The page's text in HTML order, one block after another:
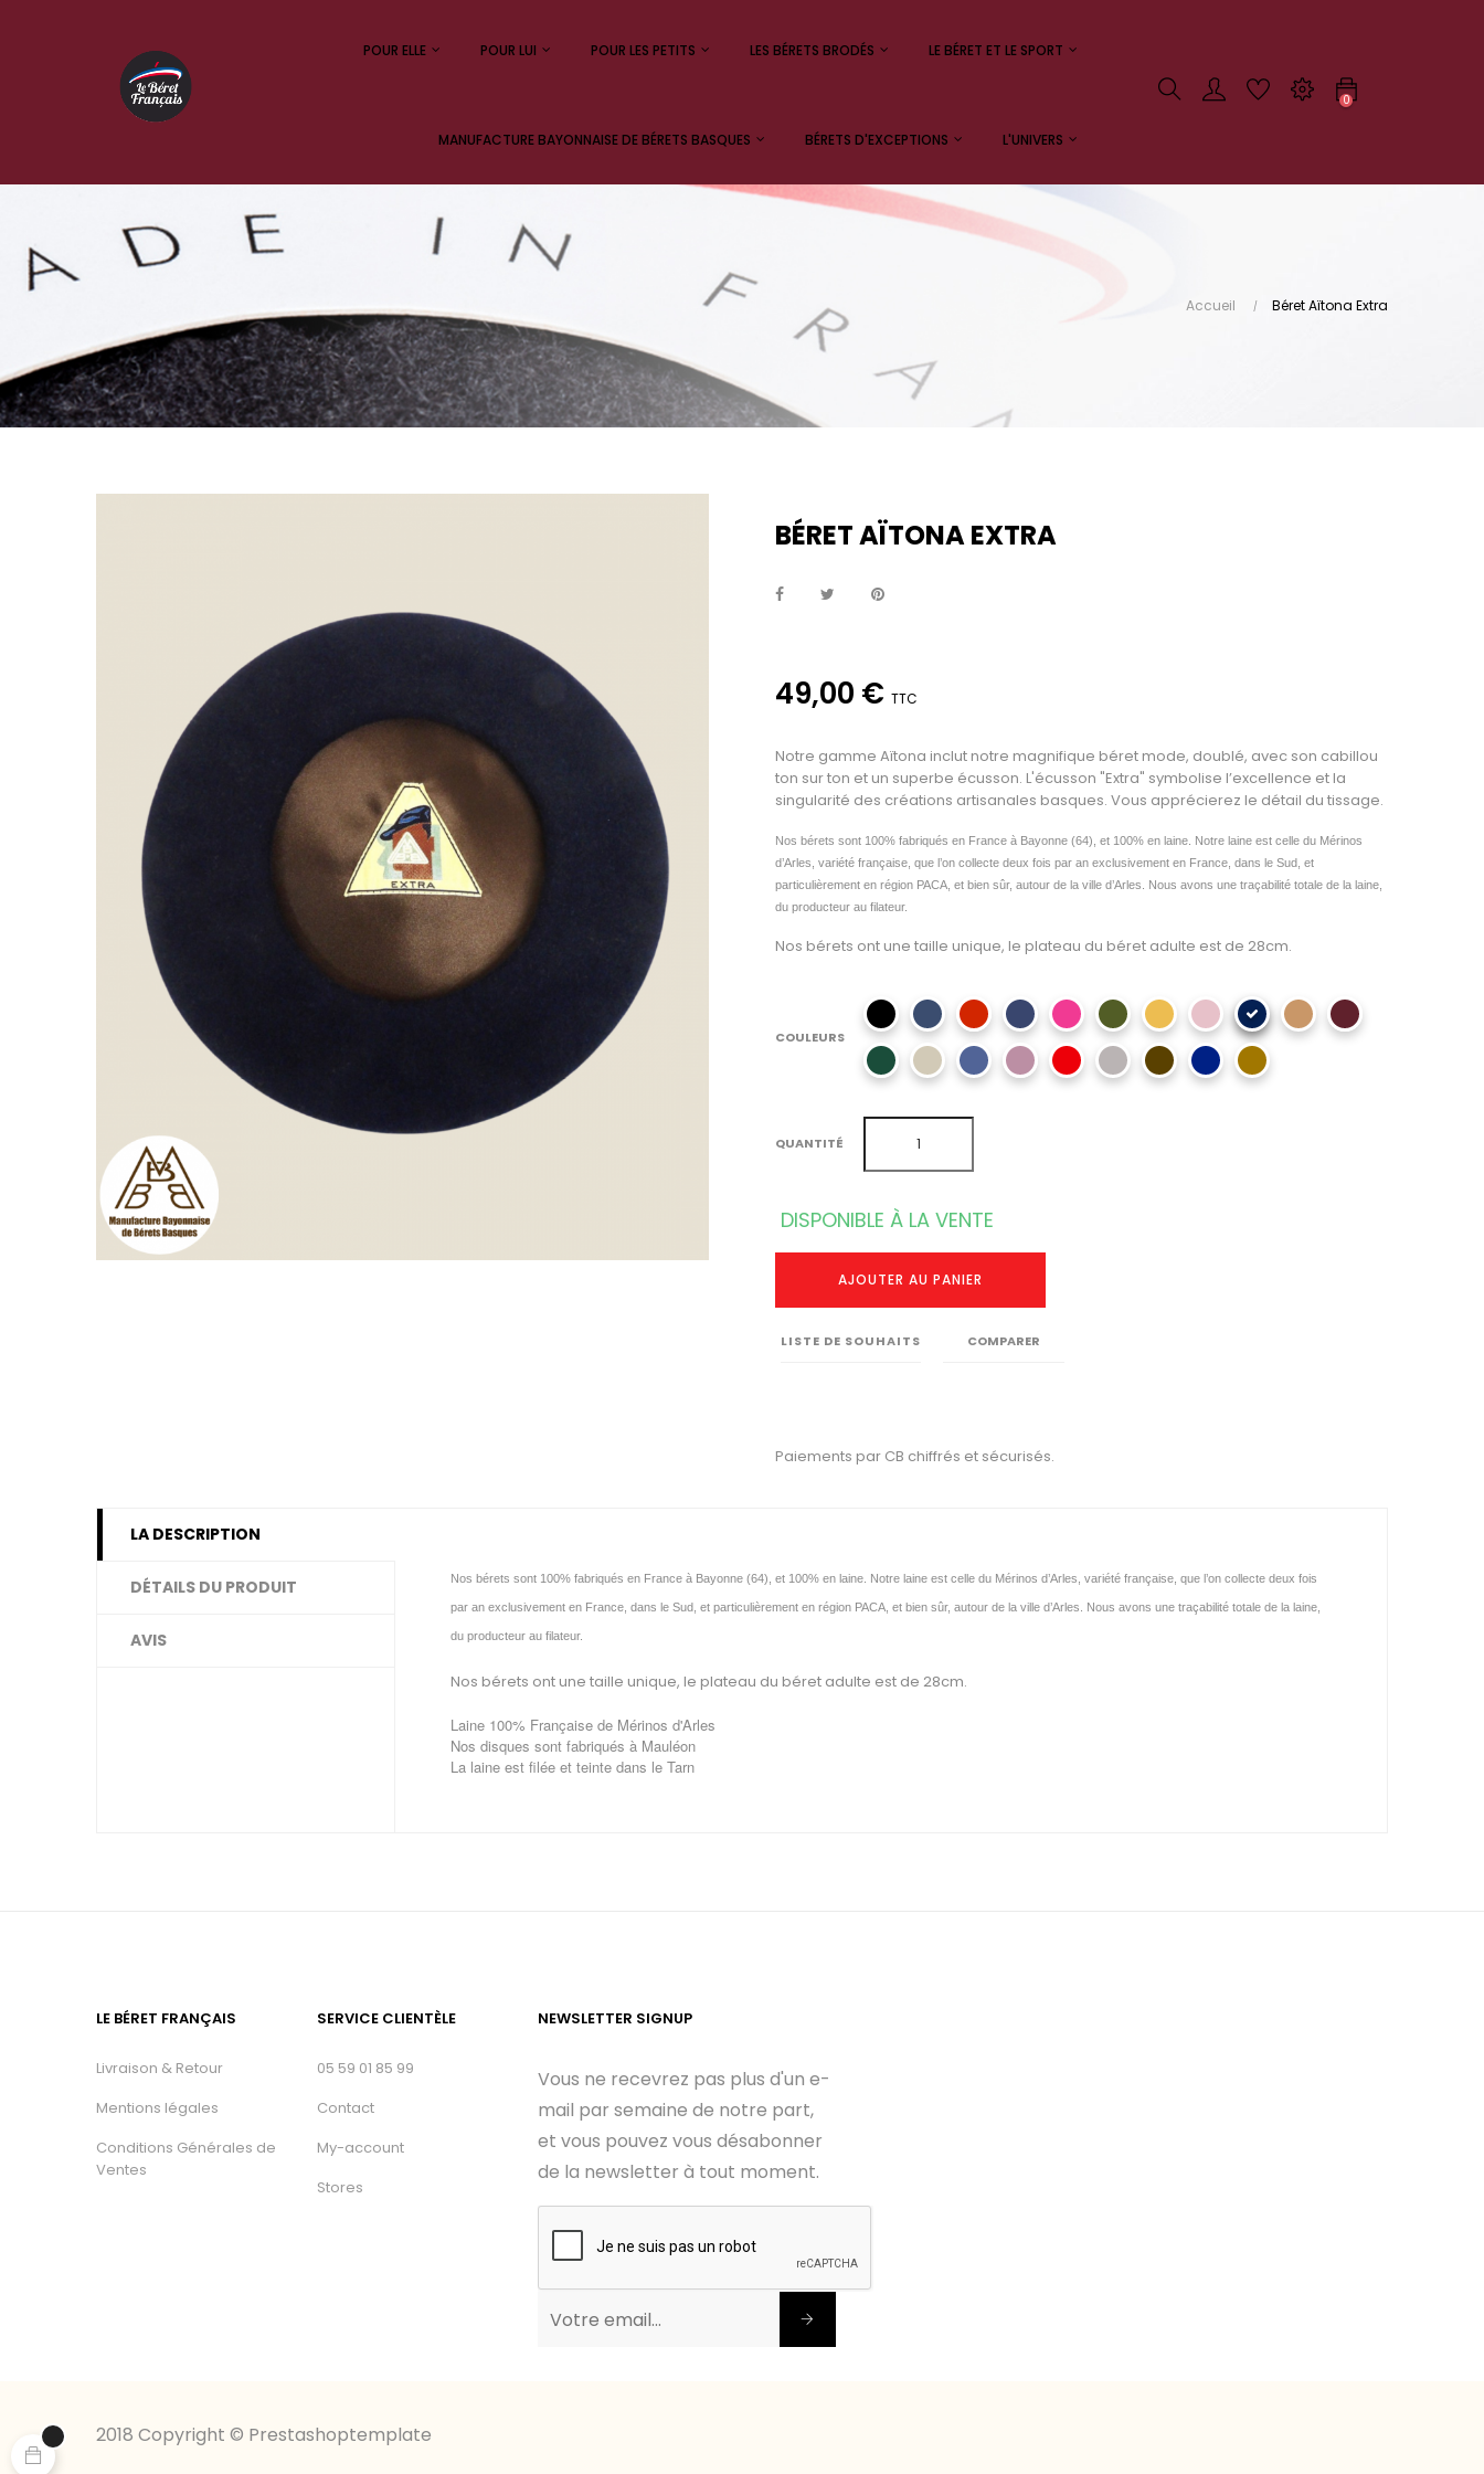
POUR ELLE POUR LUI POUR LES PETITS LES BÉRETS BRODÉS LE BÉRET ET LE SPORT
MANUFACTURE BAYONNAISE DE BÉRETS BASQUES BÉRETS D'EXCEPTIONS L'UNIVERS
0
Accueil Béret Aïtona Extra
BÉRET AÏTONA EXTRA
49,00 € TTC
Notre gamme Aïtona inclut notre magnifique béret mode, doublé, avec son cabillou
ton sur ton et un superbe écusson. L'écusson "Extra" symbolise l’excellence et la
singularité des créations artisanales basques. Vous apprécierez le détail du tissage.
Nos bérets sont 100% fabriqués en France à Bayonne (64), et 100% en laine. Notre laine est celle du Mérinos
d’Arles, variété française, que l’on collecte deux fois par an exclusivement en France, dans le Sud, et
particulièrement en région PACA, et bien sûr, autour de la ville d’Arles. Nous avons une traçabilité totale de la laine,
du producteur au filateur.
Nos bérets ont une taille unique, le plateau du béret adulte est de 28cm.
COULEURS
QUANTITÉ
DISPONIBLE À LA VENTE
AJOUTER AU PANIER
LISTE DE SOUHAITS COMPARER
Paiements par CB chiffrés et sécurisés.
LA DESCRIPTION
DÉTAILS DU PRODUIT
AVIS
Nos bérets sont 100% fabriqués en France à Bayonne (64), et 100% en laine. Notre laine est celle du Mérinos d’Arles, variété française, que l’on collecte deux fois
par an exclusivement en France, dans le Sud, et particulièrement en région PACA, et bien sûr, autour de la ville d’Arles. Nous avons une traçabilité totale de la laine,
du producteur au filateur.
Nos bérets ont une taille unique, le plateau du béret adulte est de 28cm.
Laine 100% Française de Mérinos d'Arles
Nos disques sont fabriqués à Mauléon
La laine est filée et teinte dans le Tarn
LE BÉRET FRANÇAIS
Livraison & Retour
Mentions légales
Conditions Générales de
Ventes
SERVICE CLIENTÈLE
05 59 01 85 99
Contact
My-account
Stores
NEWSLETTER SIGNUP
Vous ne recevrez pas plus d'un e-
mail par semaine de notre part,
et vous pouvez vous désabonner
de la newsletter à tout moment.
2018 Copyright © Prestashoptemplate